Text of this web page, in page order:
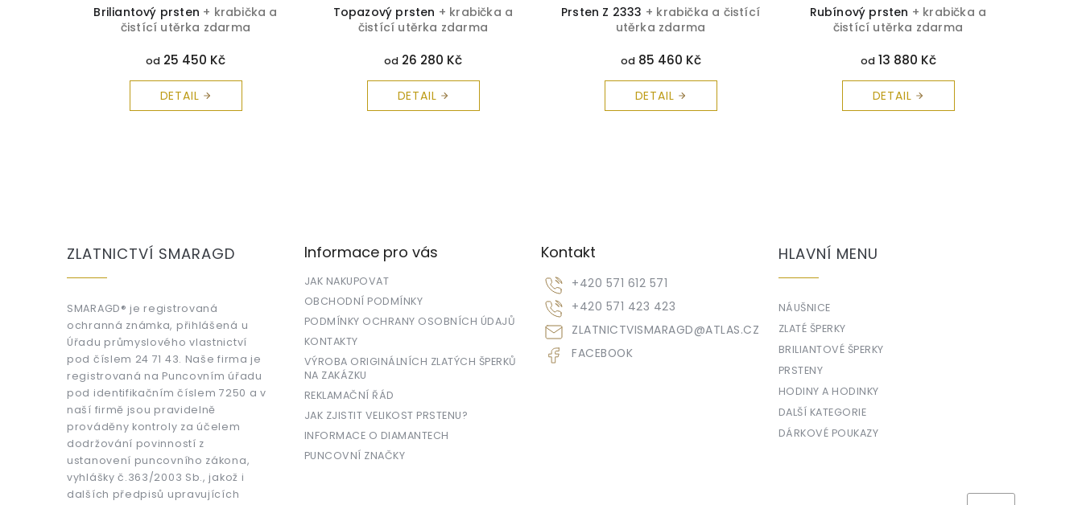
Briliantový prsten + krabička a
čistící utěrka zdarma
od 25 450 Kč
DETAIL
Topazový prsten + krabička a
čistící utěrka zdarma
od 26 280 Kč
DETAIL
Prsten Z 2333 + krabička a čistící
utěrka zdarma
od85 460 Kč
DETAIL
Rubínový prsten + krabička a
čistící utěrka zdarma
od13 880 Kč
DETAIL
ZLATNICTVÍ SMARAGD
SMARAGD® je registrovaná
ochranná známka, přihlášená u
Úřadu průmyslového vlastnictví
pod číslem 24 71 43. Naše firma je
registrovaná na Puncovním úřadu
pod identifikačním číslem 7250 a v
naší firmě jsou pravidelně
prováděny kontroly za účelem
dodržování povinností z
ustanovení puncovního zákona,
vyhlášky č.363/2003 Sb., jakož i
dalších předpisů upravujících
Informace pro vás
JAK NAKUPOVAT
OBCHODNÍ PODMÍNKY
PODMÍNKY OCHRANY OSOBNÍCH ÚDAJŮ
KONTAKTY
VÝROBA ORIGINÁLNÍCH ZLATÝCH ŠPERKŮ
NA ZAKÁZKU
REKLAMAČNÍ ŘÁD
JAK ZJISTIT VELIKOST PRSTENU?
INFORMACE O DIAMANTECH
PUNCOVNÍ ZNAČKY
Kontakt
ZLATNICTVISMARAGD@ATLAS.CZ
+420 571 612 571
+420 571 423 423
FACEBOOK
HLAVNÍ MENU
NÁUŠNICE
ZLATÉ ŠPERKY
BRILIANTOVÉ ŠPERKY
PRSTENY
HODINY A HODINKY
DALŠÍ KATEGORIE
DÁRKOVÉ POUKAZY